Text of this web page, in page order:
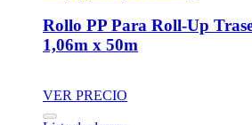
Rollo PP Para Roll-Up
1,06m x 50m
VER PRECIO